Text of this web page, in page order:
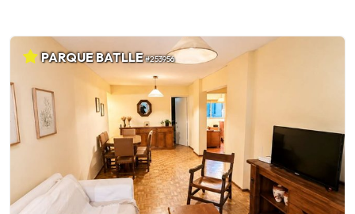
PARQUE BATLLE#253956